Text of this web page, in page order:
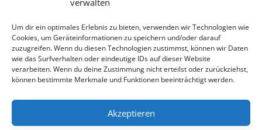
verwalten
Um dir ein optimales Erlebnis zu bieten, verwenden wir Technologien wie
Cookies, um Geräteinformationen zu speichern und/oder darauf
zuzugreifen. Wenn du diesen Technologien zustimmst, können wir Daten
wie das Surfverhalten oder eindeutige IDs auf dieser Website
verarbeiten. Wenn du deine Zustimmung nicht erteilst oder zurückziehst,
können bestimmte Merkmale und Funktionen beeinträchtigt werden.
Akzeptieren
PRODUKTKATEGORIEN
Kategorie auswählen